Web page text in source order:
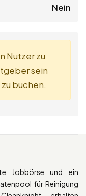
Nein
Nutzer zu
sein
buchen.
Jobbörse und ein
für Reinigung